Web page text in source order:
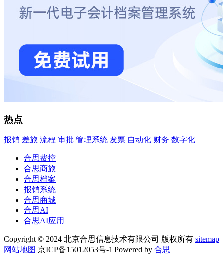
热点
报销 差旅 流程 审批 管理系统 发票 自动化 财务 数字化
合思费控
合思商旅
合思档案
报销系统
合思商城
合思AI
合思AI应用
Copyright © 2024 北京合思信息技术有限公司 版权所有 sitemap
网站地图 京ICP备15012053号-1 Powered by 合思